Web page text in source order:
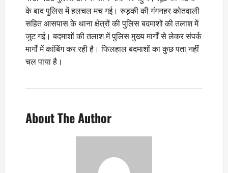
के बाद पुलिस में हलचल मच गई। रुड़की की गंगनहर कोतवाली
सहित आसपास के थाना क्षेत्रों की पुलिस बदमाशों की तलाश में
जुट गई। बदमाशों की तलाश में पुलिस मुख्य मार्गों से लेकर संपर्क
मार्गों में कांबिंग कर रही है। फिलहाल बदमाशों का कुछ पता नहीं
चल पाया है।
About The Author